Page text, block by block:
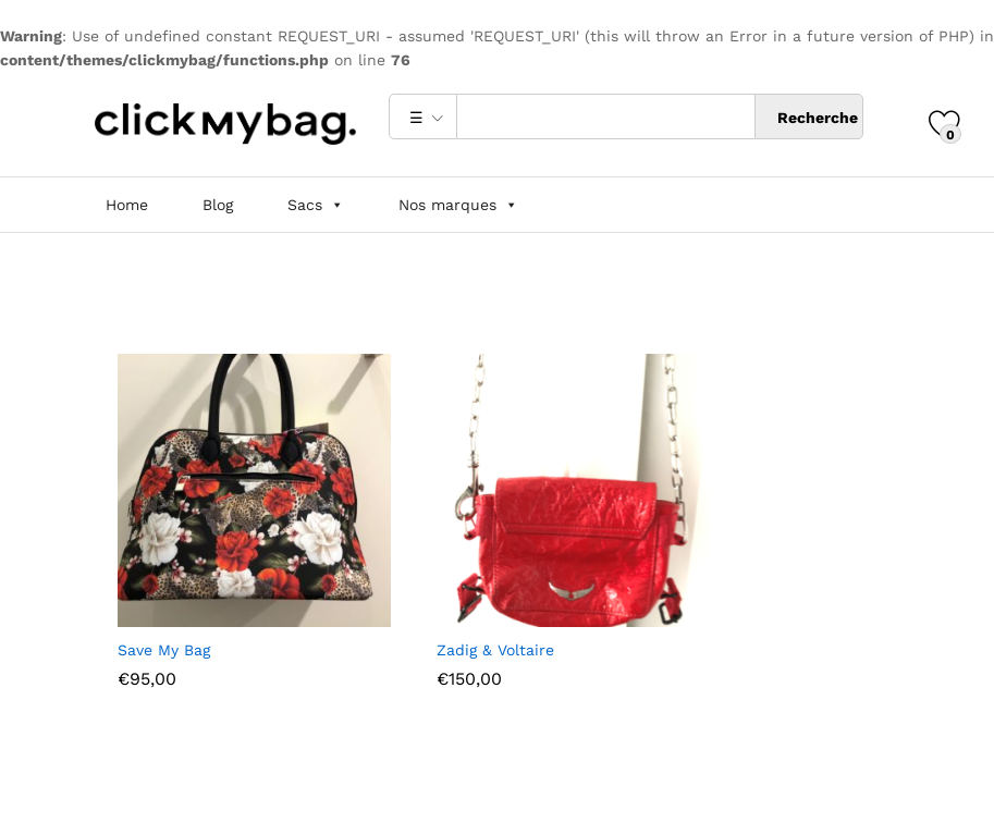
Warning: Use of undefined constant REQUEST_URI - assumed 'REQUEST_URI' (this will throw an Error in a future version of PHP) in
content/themes/clickmybag/functions.php on line 76
☰ Recherche
0
Home Blog Sacs Nos marques
Save My Bag
€95,00
€
Zadig & Voltaire
€150,00
€